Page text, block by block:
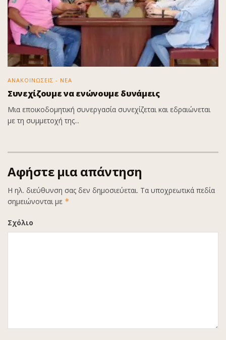
ΑΝΑΚΟΙΝΩΣΕΙΣ - ΝΕΑ
Συνεχίζουμε να ενώνουμε δυνάμεις
Μια εποικοδομητική συνεργασία συνεχίζεται και εδραιώνεται
με τη συμμετοχή της...
Αφήστε μια απάντηση
Η ηλ. διεύθυνση σας δεν δημοσιεύεται. Τα υποχρεωτικά πεδία
σημειώνονται με *
Σχόλιο